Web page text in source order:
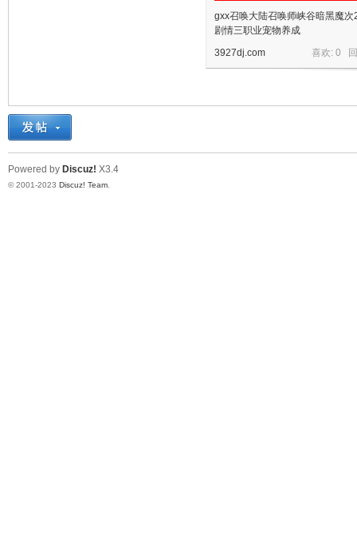
淘
gxx召唤大陆召唤师峡谷暗黑魔次
剧情三职业宠物养成
喜欢: 0
3927dj.com
Powered by Discuz! X3.4
© 2001-2023 Discuz! Team.